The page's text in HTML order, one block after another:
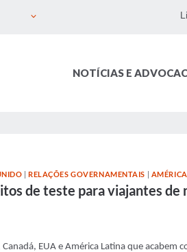
NOTÍCIAS E
|RELAÇÕES GOVERNAMENTAIS |
de teste para viajantes
EUA e América Latina que